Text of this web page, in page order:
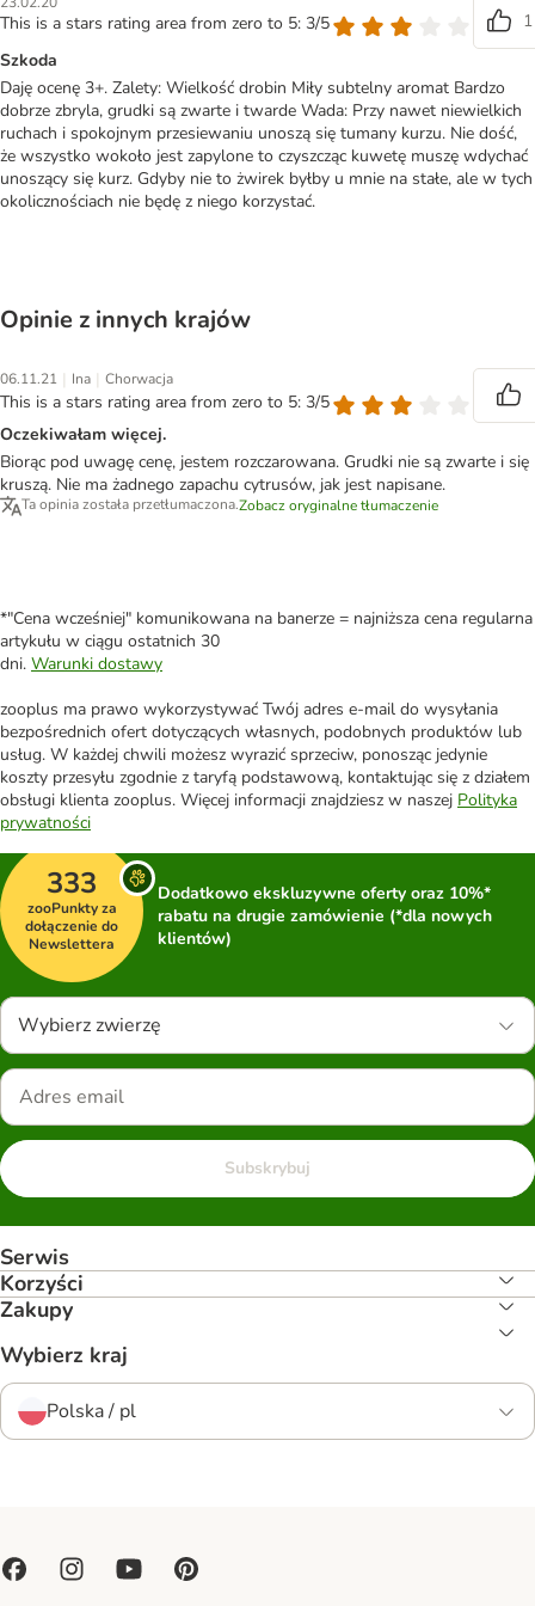
This is a stars rating area from zero to 5: 3/5
1
Szkoda
Daję ocenę 3+. Zalety: Wielkość drobin Miły subtelny aromat Bardzo
dobrze zbryla, grudki są zwarte i twarde Wada: Przy nawet niewielkich
ruchach i spokojnym przesiewaniu unoszą się tumany kurzu. Nie dość,
że wszystko wokoło jest zapylone to czyszcząc kuwetę muszę wdychać
unoszący się kurz. Gdyby nie to żwirek byłby u mnie na stałe, ale w tych
okolicznościach nie będę z niego korzystać.
Opinie z innych krajów
06.11.21 | Ina | Chorwacja
This is a stars rating area from zero to 5: 3/5
Oczekiwałam więcej.
Biorąc pod uwagę cenę, jestem rozczarowana. Grudki nie są zwarte i się
kruszą. Nie ma żadnego zapachu cytrusów, jak jest napisane.
Ta opinia została przetłumaczona.Zobacz oryginalne tłumaczenie
*"Cena wcześniej" komunikowana na banerze = najniższa cena regularna
artykułu w ciągu ostatnich 30
dni. Warunki dostawy
zooplus ma prawo wykorzystywać Twój adres e-mail do wysyłania
bezpośrednich ofert dotyczących własnych, podobnych produktów lub
usług. W każdej chwili możesz wyrazić sprzeciw, ponosząc jedynie
koszty przesyłu zgodnie z taryfą podstawową, kontaktując się z działem
obsługi klienta zooplus. Więcej informacji znajdziesz w naszej Polityka
prywatności
333
zooPunkty za
dołączenie do
Newslettera
Dodatkowo ekskluzywne oferty oraz 10%*
rabatu na drugie zamówienie (*dla nowych
klientów)
Wybierz zwierzę
Subskrybuj
Serwis
Korzyści
Zakupy
Wybierz kraj
Polska / pl